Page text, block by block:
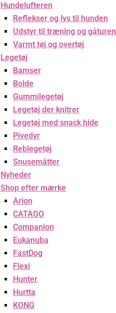
Hundelufteren
Reflekser og lys til hunden
Udstyr til træning og gåturen
Varmt tøj og overtøj
Legetøj
Bamser
Bolde
Gummilegetøj
Legetøj der knitrer
Legetøj med snack hide
Pivedyr
Reblegetøj
Snusemåtter
Nyheder
Shop efter mærke
Arion
CATAGO
Companion
Eukanuba
FastDog
Flexi
Hunter
Hurtta
KONG